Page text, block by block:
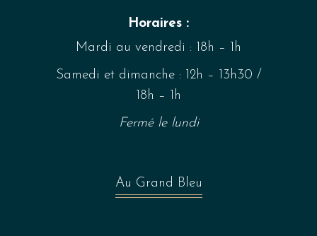
Horaires :
Mardi au vendredi : 18h – 1h
Samedi et dimanche : 12h – 13h30 /
18h – 1h
Fermé le lundi
Au Grand Bleu